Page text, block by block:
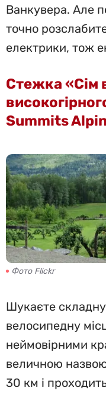
Ванкувера. Але
точно
електрики, тож
Стежка «Сім
Summits
Фото Flickr
Шукаєте
велосипедну
неймовірними
величною
30 км і